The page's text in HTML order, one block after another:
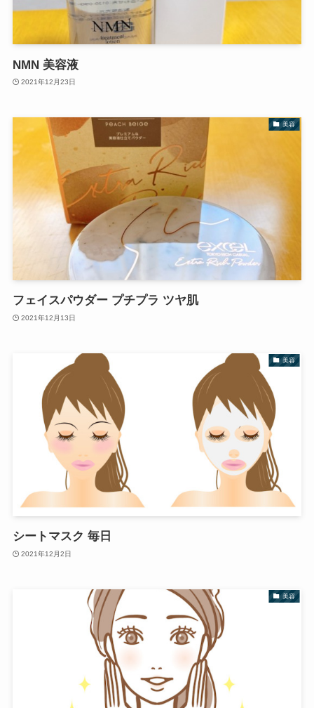
NMN 美容液
2021年12月23日
美容
フェイスパウダー プチプラ ツヤ肌
2021年12月13日
美容
シートマスク 毎日
2021年12月2日
美容